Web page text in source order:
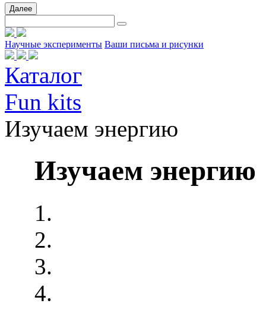
Далее
Научные эксперименты Ваши письма и рисунки
Каталог
Fun kits
Изучаем энергию
Изучаем энергию